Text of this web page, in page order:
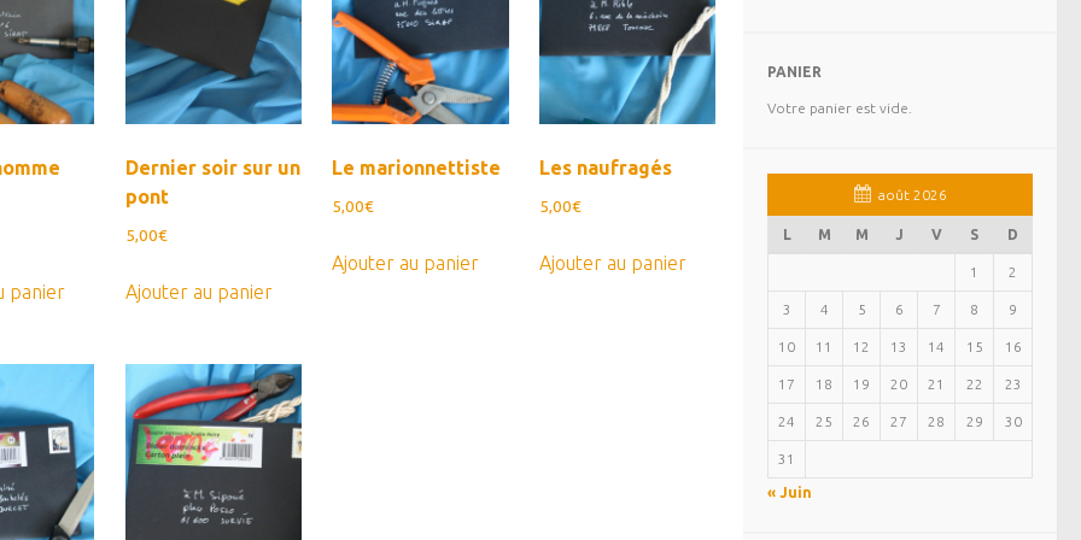
ancien
panier
Dernier soir sur un
pont
5,00€
Ajouter au panier
Le marionnettiste
5,00€
Ajouter au panier
Les naufragés
5,00€
Ajouter au panier
PANIER
Votre panier est vide.
août 2026
L M M J V S D
1 2
3 4 5 6 7 8 9
10 11 12 13 14 15 16
17 18 19 20 21 22 23
24 25 26 27 28 29 30
31
« Juin